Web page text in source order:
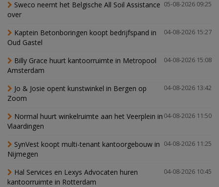
05-08-2026 09:25
Sweco neemt het Belgische All Soil Assistance
over
04-08-2026 15:27
Kaptein Betonboringen koopt bedrijfspand in
Oud Gastel
04-08-2026 15:08
Billy Grace huurt kantoorruimte in Metropool
Amsterdam
04-08-2026 13:42
Jo & Josie opent kunstwinkel in Bergen op
Zoom
04-08-2026 11:50
Normal huurt winkelruimte aan het Veerplein in
Vlaardingen
04-08-2026 11:25
SynVest koopt multi-tenant kantoorgebouw in
Nijmegen
04-08-2026 10:45
Hal Services en Lexys Advocaten huren
kantoorruimte in Rotterdam